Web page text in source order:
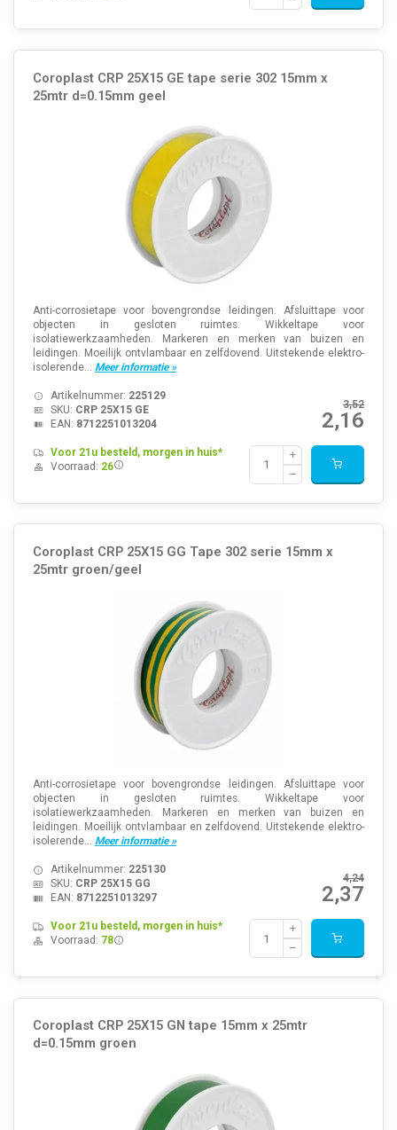
Coroplast CRP 25X15 GE tape serie 302 15mm x
25mtr d=0.15mm geel
Anti-corrosietape voor bovengrondse leidingen. Afsluittape voor
objecten in gesloten ruimtes. Wikkeltape voor
isolatiewerkzaamheden. Markeren en merken van buizen en
leidingen. Moeilijk ontvlambaar en zelfdovend. Uitstekende elektro-
isolerende... Meer informatie »
3,52
2,16
Artikelnummer: 225129
SKU: CRP 25X15 GE
EAN: 8712251013204
Voor 21u besteld, morgen in huis*
Voorraad: 26
Coroplast CRP 25X15 GG Tape 302 serie 15mm x
25mtr groen/geel
Anti-corrosietape voor bovengrondse leidingen. Afsluittape voor
objecten in gesloten ruimtes. Wikkeltape voor
isolatiewerkzaamheden. Markeren en merken van buizen en
leidingen. Moeilijk ontvlambaar en zelfdovend. Uitstekende elektro-
isolerende... Meer informatie »
4,24
2,37
Artikelnummer: 225130
SKU: CRP 25X15 GG
EAN: 8712251013297
Voor 21u besteld, morgen in huis*
Voorraad: 78
Coroplast CRP 25X15 GN tape 15mm x 25mtr
d=0.15mm groen